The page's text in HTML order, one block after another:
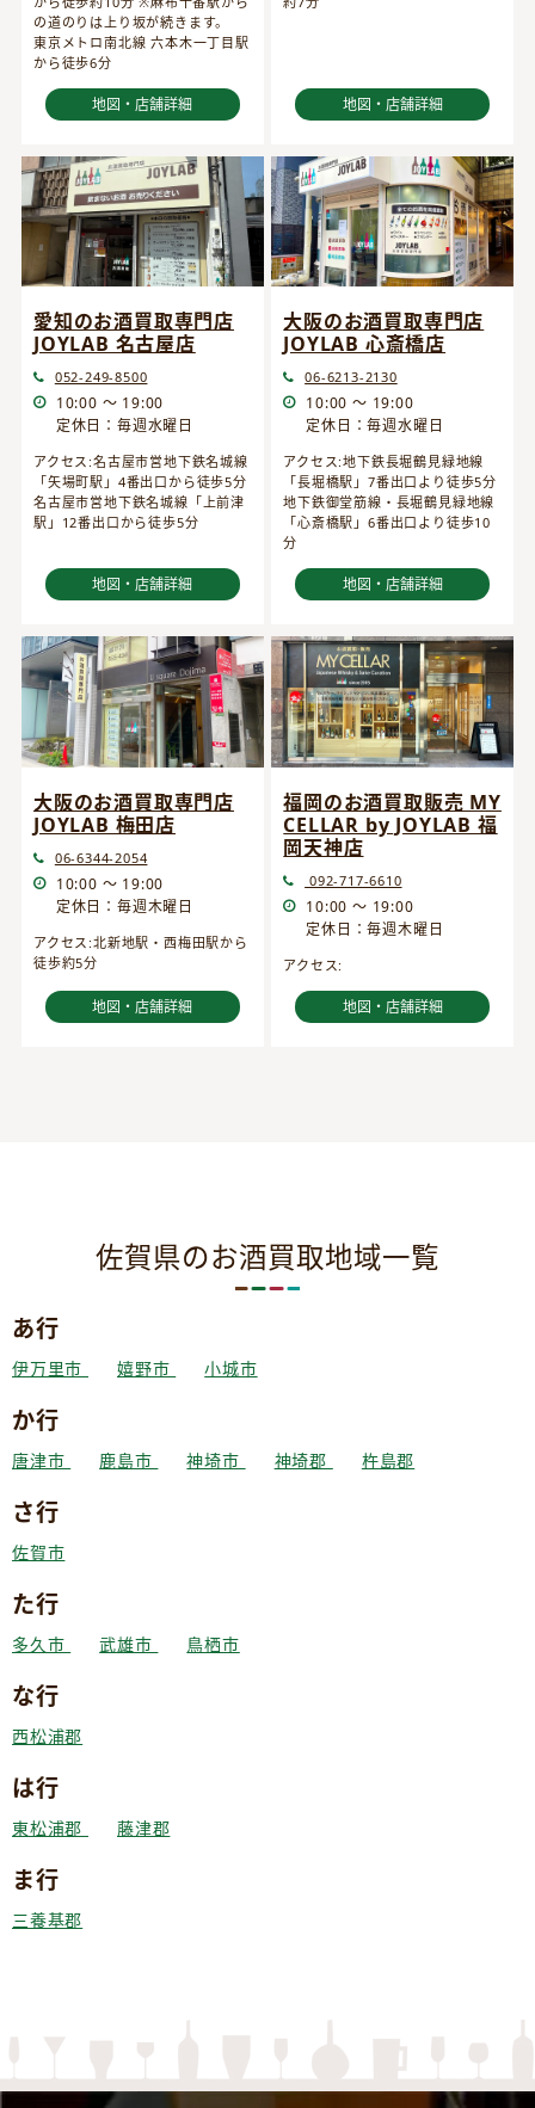
の道のりは上り坂が続きます。
東京メトロ南北線 六本木一丁目駅
から徒歩6分
地図・店舗詳細 地図・店舗詳細
愛知のお酒買取専門店
JOYLAB 名古屋店
052-249-8500
10:00 ～ 19:00
定休日：毎週水曜日
アクセス:名古屋市営地下鉄名城線
「矢場町駅」4番出口から徒歩5分
名古屋市営地下鉄名城線「上前津
駅」12番出口から徒歩5分
地図・店舗詳細
大阪のお酒買取専門店
JOYLAB 心斎橋店
06-6213-2130
10:00 ～ 19:00
定休日：毎週水曜日
アクセス:地下鉄長堀鶴見緑地線
「長堀橋駅」7番出口より徒歩5分
地下鉄御堂筋線・長堀鶴見緑地線
「心斎橋駅」6番出口より徒歩10
分
地図・店舗詳細
大阪のお酒買取専門店
JOYLAB 梅田店
06-6344-2054
10:00 ～ 19:00
定休日：毎週木曜日
アクセス:北新地駅・西梅田駅から
徒歩約5分
地図・店舗詳細
福岡のお酒買取販売 MY
CELLAR by JOYLAB 福
岡天神店
092-717-6610
10:00 ～ 19:00
定休日：毎週木曜日
アクセス:
地図・店舗詳細
佐賀県のお酒買取地域一覧
あ行
伊万里市 嬉野市 小城市
か行
唐津市 鹿島市 神埼市 神埼郡 杵島郡
さ行
佐賀市
た行
多久市 武雄市 鳥栖市
な行
西松浦郡
は行
東松浦郡 藤津郡
ま行
三養基郡